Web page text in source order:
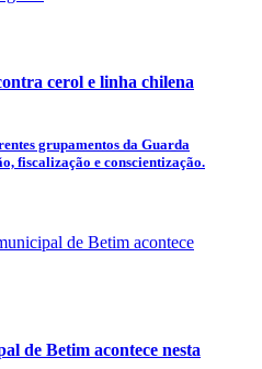
cerol e linha chilena
grupamentos da Guarda
fiscalização e conscientização.
de Betim acontece nesta